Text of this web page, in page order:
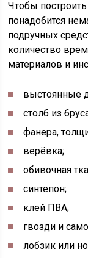
Чтобы
понадобится
подручных
количество
материалов и
выстоянные
столб из
фанера,
верёвка;
обивочная
синтепон;
клей ПВА;
гвозди и
лобзик или